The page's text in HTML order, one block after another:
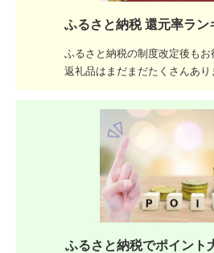
ふるさと納税 還元率ラン
ふるさと納税の制度改定後もお
返礼品はまだまだたくさんあり
ふるさと納税でポイント